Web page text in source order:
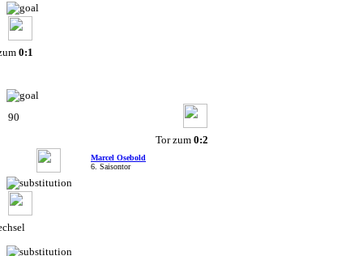
0:1
90
Tor zum 0:2
Marcel Osebold
6. Saisontor